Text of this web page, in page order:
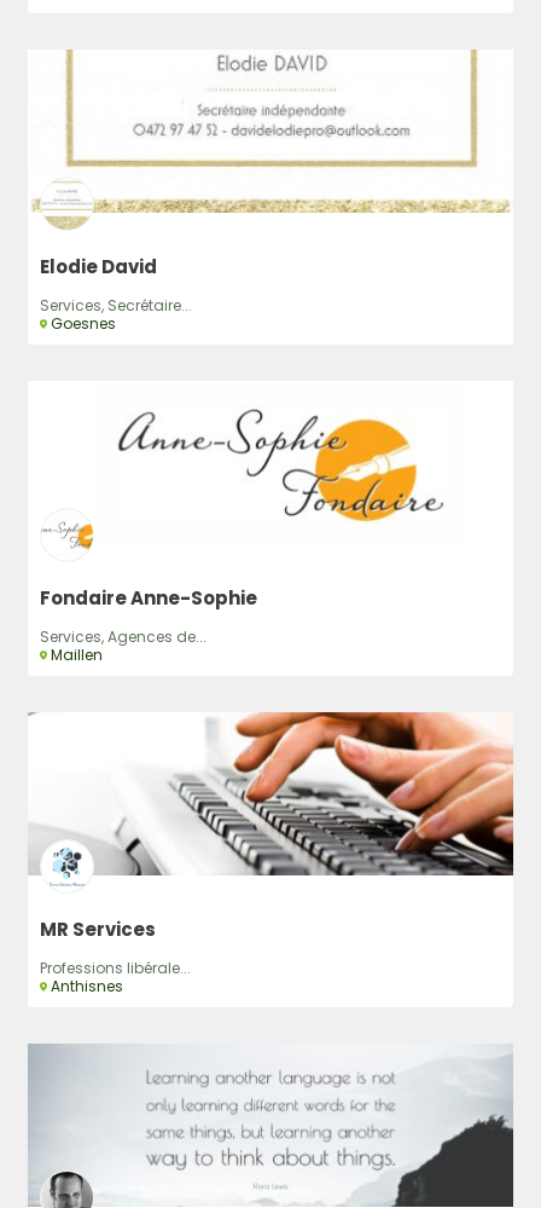
Elodie David
Services, Secrétaire...
Goesnes
Fondaire Anne-Sophie
Services, Agences de...
Maillen
MR Services
Professions libérale...
Anthisnes